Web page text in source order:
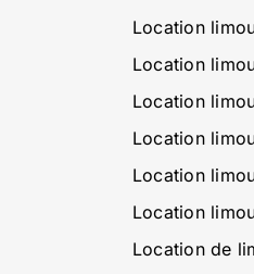
Location
Location
Location
Location
Location
Location
Location de